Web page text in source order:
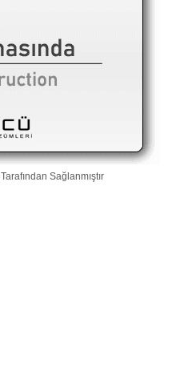
Tarafından Sağlanmıştır